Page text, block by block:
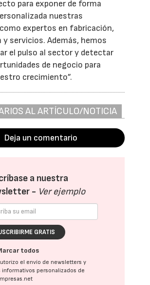
para exponer de forma
nuestras
expertos en fabricación,
servicios. Además, hemos
el pulso al sector y detectar
de negocio para
crecimiento”.
AL ARTÍCULO/NOTICIA
Deja un comentario
a nuestra
- Ver ejemplo
GRATIS
todos
el envío de newsletters y
informativos personalizados de